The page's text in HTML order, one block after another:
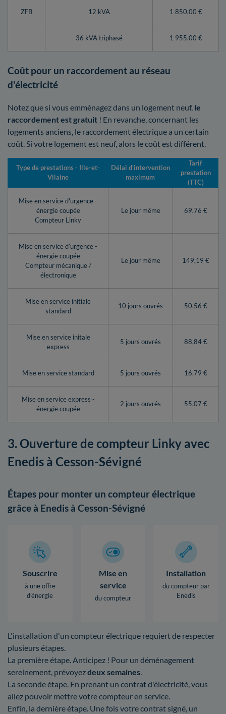
ZFB 12 kVA 1 850,00 €
36 kVA triphasé 1 955,00 €
Coût pour un raccordement au réseau
d'électricité
Notez que si vous emménagez dans un logement neuf, le
raccordement est gratuit ! En revanche, concernant les
logements anciens, le raccordement électrique a un certain
coût. Si votre logement est neuf, alors le coût est différent.
Type de prestations - Ille-et-
Vilaine
Délai d’intervention
maximum
Tarif
prestation
(TTC)
Mise en service d'urgence -
énergie coupée
Compteur Linky
Le jour même 69,76 €
Mise en service d’urgence -
énergie coupée
Compteur mécanique /
électronique
Le jour même 149,19 €
Mise en service initiale
standard
10 jours ouvrés 50,56 €
Mise en service initale
express
5 jours ouvrés 88,84 €
Mise en service standard 5 jours ouvrés 16,79 €
Mise en service express -
énergie coupée
2 jours ouvrés 55,07 €
3. Ouverture de compteur Linky avec
Enedis à Cesson-Sévigné
Étapes pour monter un compteur électrique
grâce à Enedis à Cesson-Sévigné
Souscrire
à une offre
d’énergie
Mise en
service
du compteur
Installation
du compteur par
Enedis
L'installation d'un compteur électrique requiert de respecter
plusieurs étapes.
La première étape. Anticipez ! Pour un déménagement
sereinement, prévoyezdeux semaines.
La seconde étape. En prenant un contrat d'électricité, vous
allez pouvoir mettre votre compteur en service.
Enfin, la dernière étape. Une fois votre contrat signé, un